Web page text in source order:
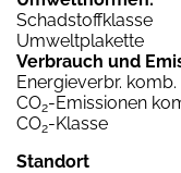
Schadstoffklasse
Umweltplakette
Verbrauch und
Energieverbr. komb.
CO2-Emissionen
CO2-Klasse
Standort